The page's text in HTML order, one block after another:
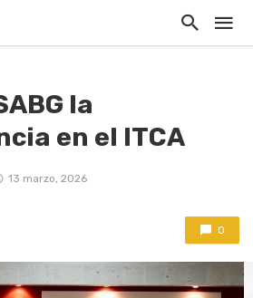
la
en el ITCA
13 marzo, 2026
0